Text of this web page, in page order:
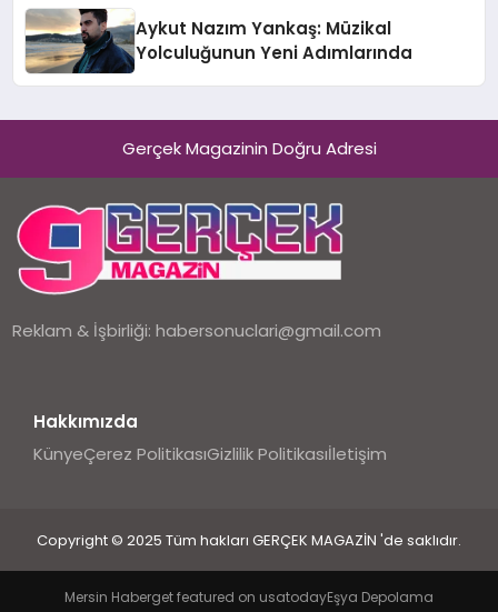
Aykut Nazım Yankaş: Müzikal
Yolculuğunun Yeni Adımlarında
Gerçek Magazinin Doğru Adresi
Reklam & İşbirliği:habersonuclari@gmail.com
Hakkımızda
KünyeÇerez PolitikasıGizlilik Politikasıİletişim
Copyright © 2025 Tüm hakları GERÇEK MAGAZİN 'de saklıdır.
Mersin Haberget featured on usatodayEşya Depolama